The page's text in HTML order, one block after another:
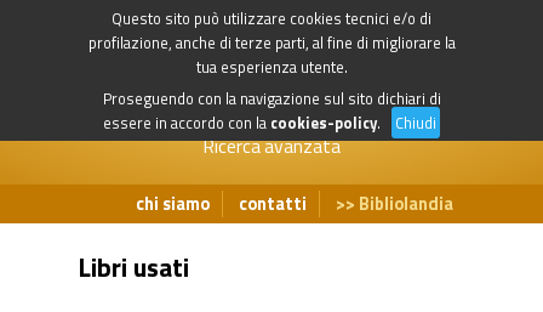
Questo sito può utilizzare cookies tecnici e/o di
profilazione, anche di terze parti, al fine di migliorare la
tua esperienza utente.
Proseguendo con la navigazione sul sito dichiari di
essere in accordo con la cookies-policy. Chiudi
Ricerca avanzata
chi siamo contatti Bibliolandia
Libri usati